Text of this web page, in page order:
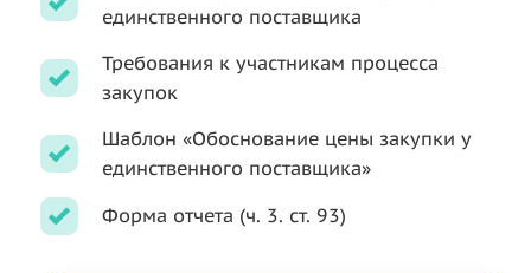
единственного поставщика
Требования к участникам процесса
закупок
Шаблон «Обоснование цены закупки у
единственного поставщика»
Форма отчета (ч. 3. ст. 93)